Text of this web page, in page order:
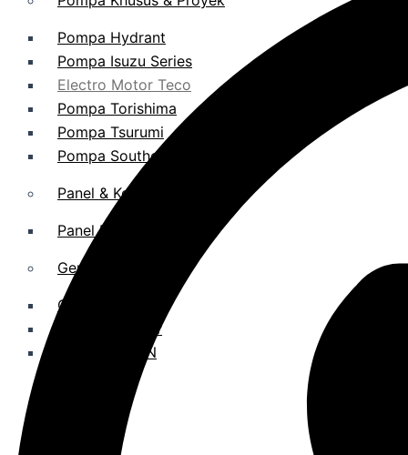
Pompa Hydrant
Pompa Isuzu Series
Electro Motor Teco
Pompa Torishima
Pompa Tsurumi
Pompa Southern Cross
Panel & Kontrol
Panel Electric Pump
Genset
Genset Perkins
Genset Yanmar
Genset V-GEN